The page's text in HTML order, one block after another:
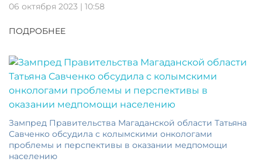
06 октября 2023 | 10:58
ПОДРОБНЕЕ
Зампред Правительства Магаданской области Татьяна
Савченко обсудила с колымскими онкологами
проблемы и перспективы в оказании медпомощи
населению